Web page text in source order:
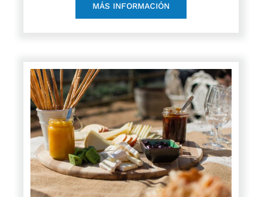
MÁS INFORMACIÓN